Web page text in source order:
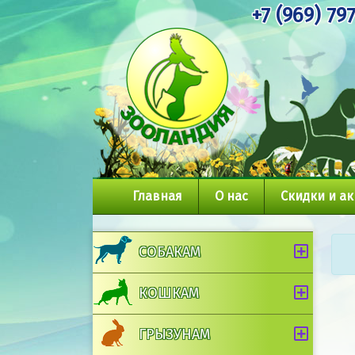
+7 (969)
Главная О нас Скидки и
СОБАКАМ
КОШКАМ
ГРЫЗУНАМ